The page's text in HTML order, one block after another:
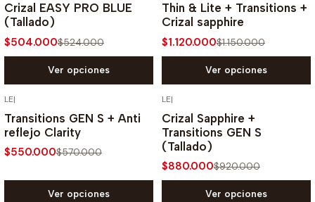
Crizal EASY PRO BLUE
(Tallado)
$504.000$524.000
Ver opciones
Thin & Lite + Transitions +
Crizal sapphire
$1.120.000$1.150.000
Ver opciones
LE|
Transitions GEN S + Anti
reflejo Clarity
$550.000$570.000
Ver opciones
LE|
Crizal Sapphire +
Transitions GEN S
(Tallado)
$880.000$920.000
Ver opciones